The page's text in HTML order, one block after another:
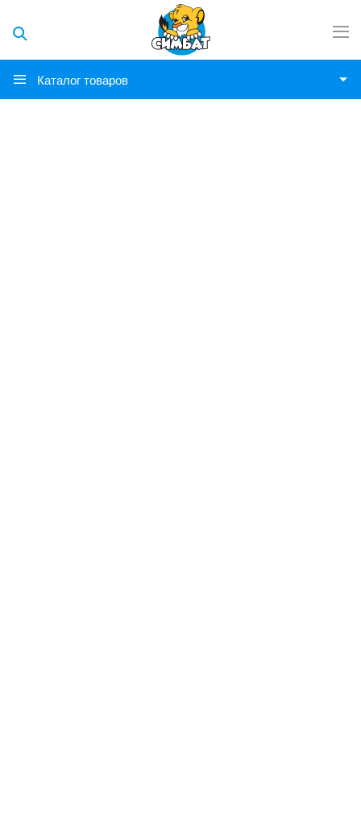
Каталог товаров